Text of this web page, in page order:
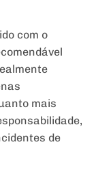
com o
mais
de